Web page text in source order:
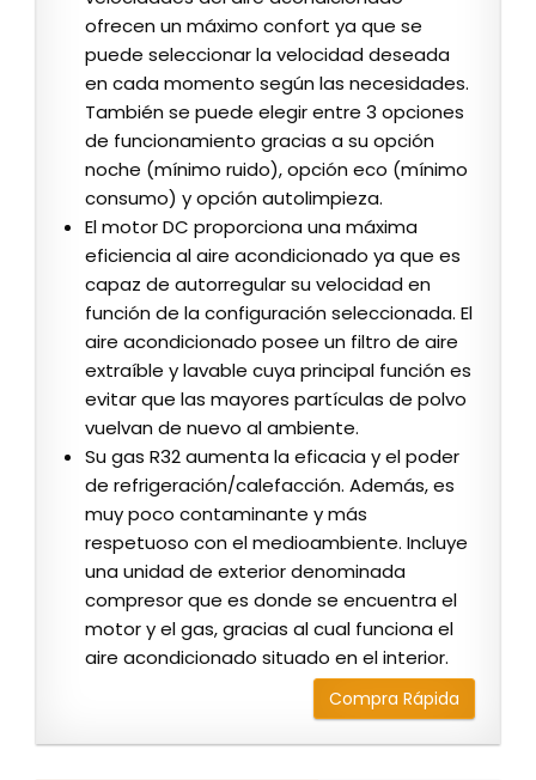
ofrecen un máximo confort ya que se
puede seleccionar la velocidad deseada
en cada momento según las necesidades.
También se puede elegir entre 3 opciones
de funcionamiento gracias a su opción
noche (mínimo ruido), opción eco (mínimo
consumo) y opción autolimpieza.
El motor DC proporciona una máxima
eficiencia al aire acondicionado ya que es
capaz de autorregular su velocidad en
función de la configuración seleccionada. El
aire acondicionado posee un filtro de aire
extraíble y lavable cuya principal función es
evitar que las mayores partículas de polvo
vuelvan de nuevo al ambiente.
Su gas R32 aumenta la eficacia y el poder
de refrigeración/calefacción. Además, es
muy poco contaminante y más
respetuoso con el medioambiente. Incluye
una unidad de exterior denominada
compresor que es donde se encuentra el
motor y el gas, gracias al cual funciona el
aire acondicionado situado en el interior.
Compra Rápida